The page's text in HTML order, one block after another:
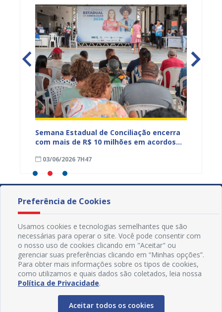
Semana Estadual de Conciliação encerra
com mais de R$ 10 milhões em acordos
03/06/2026 7H47
Preferência de Cookies
Usamos cookies e tecnologias semelhantes que são
necessárias para operar o site. Você pode consentir com
o nosso uso de cookies clicando em "Aceitar" ou
gerenciar suas preferências clicando em “Minhas opções”.
Para obter mais informações sobre os tipos de cookies,
como utilizamos e quais dados são coletados, leia nossa
Política de Privacidade.
Aceitar todos os cookies